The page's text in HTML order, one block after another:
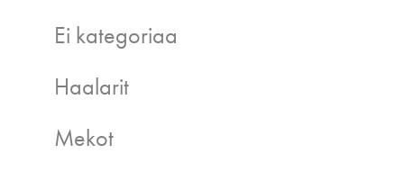
Ei kategoriaa
Haalarit
Mekot